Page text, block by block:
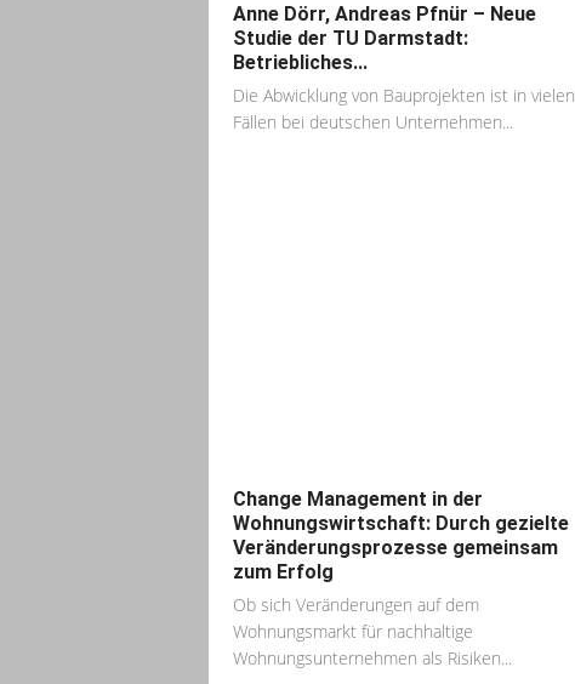
Anne Dörr, Andreas Pfnür – Neue
Studie der TU Darmstadt:
Betriebliches...
Die Abwicklung von Bauprojekten ist in vielen
Fällen bei deutschen Unternehmen...
Change Management in der
Wohnungswirtschaft: Durch gezielte
Veränderungsprozesse gemeinsam
zum Erfolg
Ob sich Veränderungen auf dem
Wohnungsmarkt für nachhaltige
Wohnungsunternehmen als Risiken...